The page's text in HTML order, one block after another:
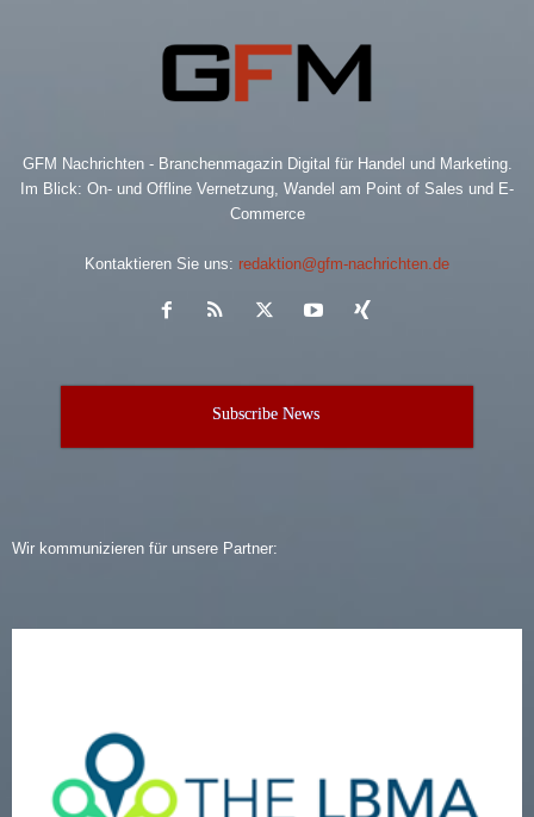
GFM Nachrichten - Branchenmagazin Digital für Handel und Marketing.
Im Blick: On- und Offline Vernetzung, Wandel am Point of Sales und E-
Commerce
Kontaktieren Sie uns: redaktion@gfm-nachrichten.de
Subscribe News
Wir kommunizieren für unsere Partner: